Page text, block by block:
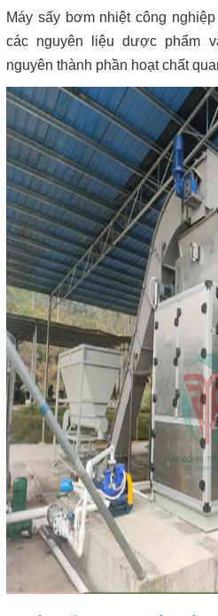
Máy sấy bơm nhiệt công
các nguyên liệu dược phẩm
nguyên thành phần hoạt chất